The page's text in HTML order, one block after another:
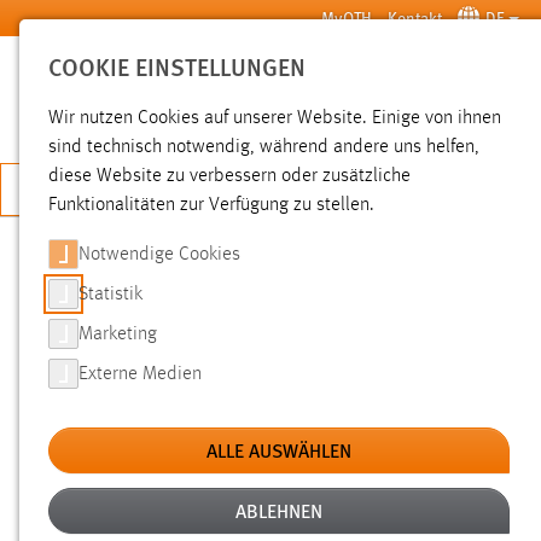
Zum Hauptinhalt springen MyOTH Kontakt DE
SUCHE
JETZT BEWERBEN
Hochschule Aktuelles News der OTH Amberg-Weiden
CORPORATE IMAGERY: BILDER
SAGEN MEHR ALS WORTE
04.07.2017
Bilder lösen Emotionen aus, wecken
Aufmerksamkeit. In der Werbung werden sie
COOKIE EINSTELLUNGEN
Wir nutzen Cookies auf unserer Website. Einige von ihnen
sind technisch notwendig, während andere uns helfen,
diese Website zu verbessern oder zusätzliche
Funktionalitäten zur Verfügung zu stellen.
Notwendige Cookies
Statistik
Marketing
Externe Medien
ALLE AUSWÄHLEN
ABLEHNEN